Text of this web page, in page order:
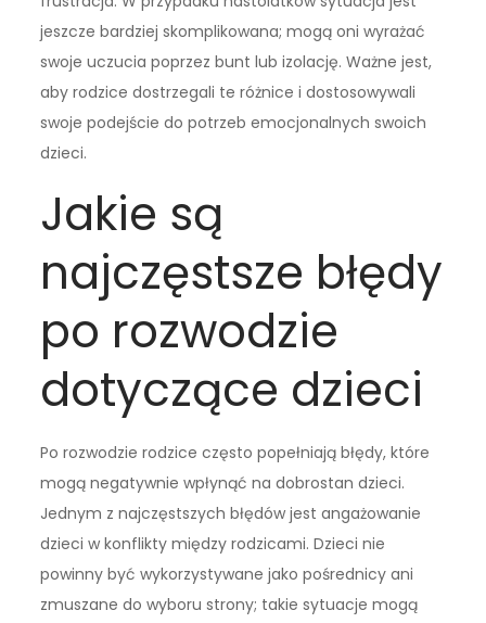
jeszcze bardziej skomplikowana; mogą oni wyrażać
swoje uczucia poprzez bunt lub izolację. Ważne jest,
aby rodzice dostrzegali te różnice i dostosowywali
swoje podejście do potrzeb emocjonalnych swoich
dzieci.
Jakie są
najczęstsze błędy
po rozwodzie
dotyczące dzieci
Po rozwodzie rodzice często popełniają błędy, które
mogą negatywnie wpłynąć na dobrostan dzieci.
Jednym z najczęstszych błędów jest angażowanie
dzieci w konflikty między rodzicami. Dzieci nie
powinny być wykorzystywane jako pośrednicy ani
zmuszane do wyboru strony; takie sytuacje mogą